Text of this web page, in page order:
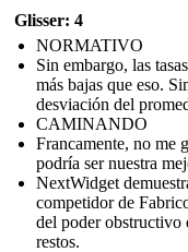
Glisser: 4
NORMATIVO
Sin embargo, las
más bajas que eso.
desviación del
CAMINANDO
Francamente, no me
podría ser nuestra
NextWidget
competidor de
del poder obstructivo
restos.